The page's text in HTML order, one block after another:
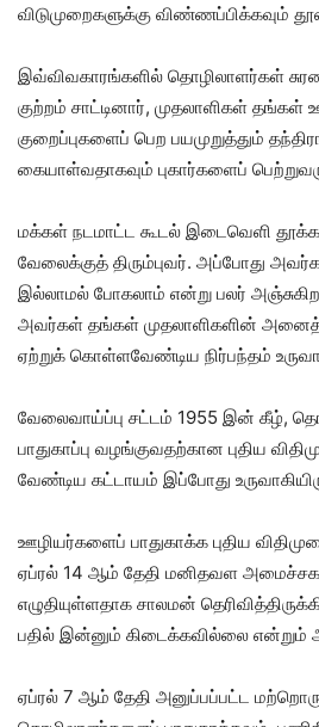
விடுமுறைகளுக்கு விண்ணப்பிக்கவும்
இவ்விவகாரங்களில் தொழிலாளர்கள்
குற்றம் சாட்டினார், முதலாளிகள்
குறைப்புகளைப் பெற பயமுறுத்தும்
கையாள்வதாகவும் புகார்களைப்
மக்கள் நடமாட்ட கூடல் இடைவெளி
வேலைக்குத் திரும்புவர். அப்போது
இல்லாமல் போகலாம் என்று பலர்
அவர்கள் தங்கள் முதலாளிகளின்
ஏற்றுக் கொள்ளவேண்டிய நிர்பந்தம்
வேலைவாய்ப்பு சட்டம் 1955 இன் கீழ்,
பாதுகாப்பு வழங்குவதற்கான புதிய
வேண்டிய கட்டாயம் இப்போது
ஊழியர்களைப் பாதுகாக்க புதிய
ஏப்ரல் 14 ஆம் தேதி மனிதவள
எழுதியுள்ளதாக சாலமன்
பதில் இன்னும் கிடைக்கவில்லை என்றும்
ஏப்ரல் 7 ஆம் தேதி அனுப்பப்பட்ட மற்றொரு